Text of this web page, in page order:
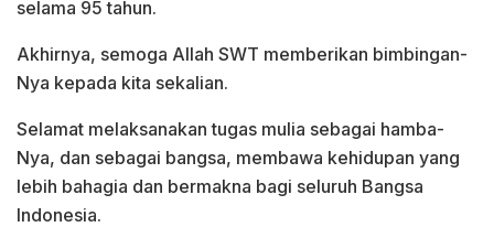
selama 95 tahun.
Akhirnya, semoga Allah SWT memberikan bimbingan-
Nya kepada kita sekalian.
Selamat melaksanakan tugas mulia sebagai hamba-
Nya, dan sebagai bangsa, membawa kehidupan yang
lebih bahagia dan bermakna bagi seluruh Bangsa
Indonesia.